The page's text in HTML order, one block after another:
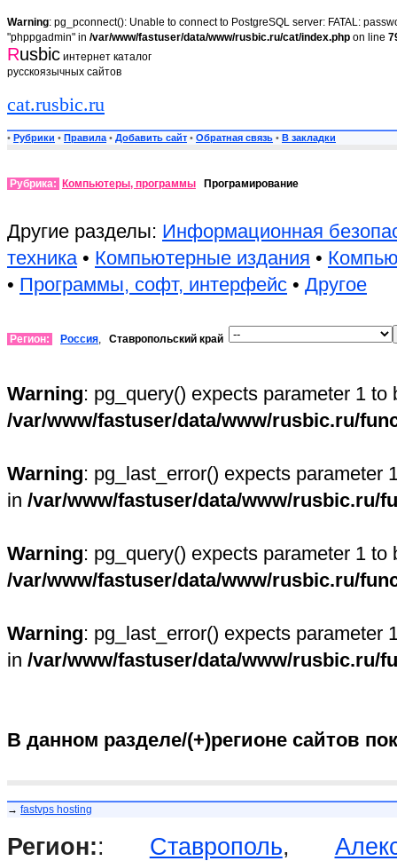
Warning: pg_pconnect(): Unable to connect to PostgreSQL server: FATAL:
"phppgadmin" in /var/www/fastuser/data/www/rusbic.ru/cat/index.php on line
Rusbic интернет каталог
русскоязычных сайтов
cat.rusbic.ru
• Рубрики • Правила • Добавить сайт • Обратная связь • В закладки
Рубрика: Компьютеры, программы Програмирование
Другие разделы: Информационная
техника• Компьютерные издания •
• Программы, софт, интерфейс • Другое
Регион: Россия, Ставропольский край
Warning: pg_query() expects parameter 1
/var/www/fastuser/data/www/rusbic.ru/
Warning: pg_last_error() expects parameter
in /var/www/fastuser/data/www/rusbic.ru/
Warning: pg_query() expects parameter 1
/var/www/fastuser/data/www/rusbic.ru/
Warning: pg_last_error() expects parameter
in /var/www/fastuser/data/www/rusbic.ru/
В данном разделе/(+)регионе сайтов
→ fastvps hosting
Регион:: Ставрополь,